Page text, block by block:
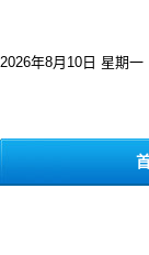
2026年8月10日 星期一